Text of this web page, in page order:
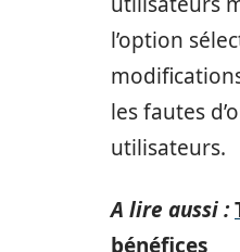
l’option
les fautes
utilisateurs.
A lire aussi :
bénéfices